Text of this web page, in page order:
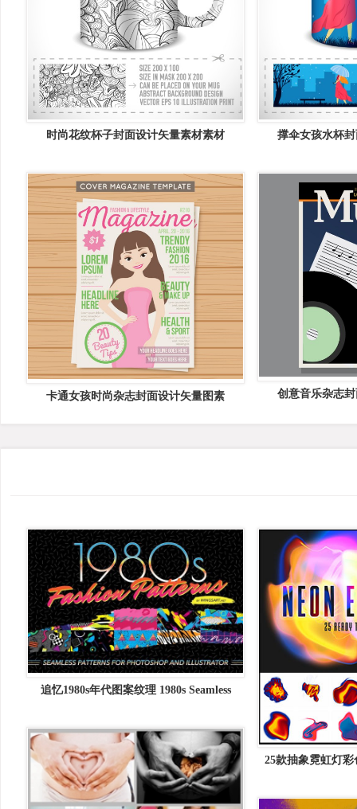
时尚花纹杯子封面设计矢量素材素材 撑伞女孩水杯
卡通女孩时尚杂志封面设计矢量图素 创意音乐杂志
追忆1980s年代图案纹理 1980s Seamless
25款抽象霓虹灯